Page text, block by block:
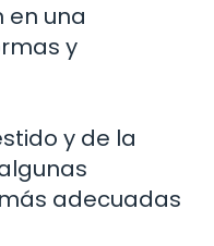
en una
y
y de la
adecuadas